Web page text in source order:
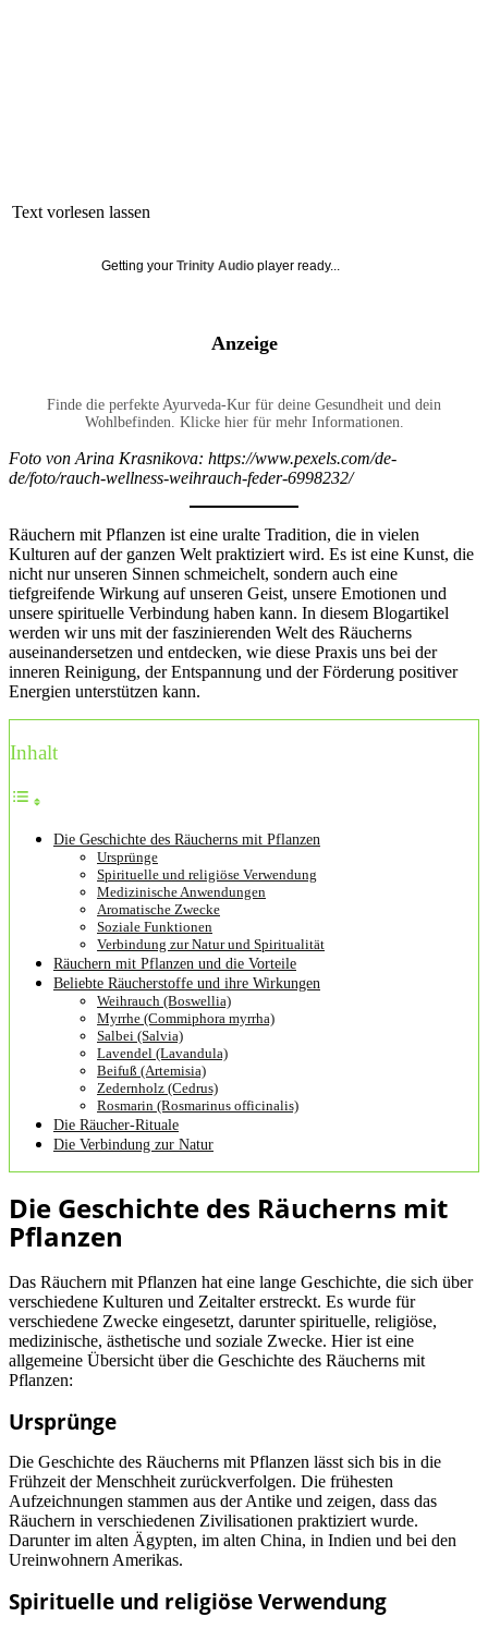
Text vorlesen lassen
Getting your Trinity Audio player ready...
Anzeige
Finde die perfekte Ayurveda-Kur für deine Gesundheit und dein
Wohlbefinden. Klicke hier für mehr Informationen.
Foto von Arina Krasnikova: https://www.pexels.com/de-
de/foto/rauch-wellness-weihrauch-feder-6998232/
Räuchern mit Pflanzen ist eine uralte Tradition, die in vielen
Kulturen auf der ganzen Welt praktiziert wird. Es ist eine Kunst, die
nicht nur unseren Sinnen schmeichelt, sondern auch eine
tiefgreifende Wirkung auf unseren Geist, unsere Emotionen und
unsere spirituelle Verbindung haben kann. In diesem Blogartikel
werden wir uns mit der faszinierenden Welt des Räucherns
auseinandersetzen und entdecken, wie diese Praxis uns bei der
inneren Reinigung, der Entspannung und der Förderung positiver
Energien unterstützen kann.
Inhalt
Die Geschichte des Räucherns mit Pflanzen
Ursprünge
Spirituelle und religiöse Verwendung
Medizinische Anwendungen
Aromatische Zwecke
Soziale Funktionen
Verbindung zur Natur und Spiritualität
Räuchern mit Pflanzen und die Vorteile
Beliebte Räucherstoffe und ihre Wirkungen
Weihrauch (Boswellia)
Myrrhe (Commiphora myrrha)
Salbei (Salvia)
Lavendel (Lavandula)
Beifuß (Artemisia)
Zedernholz (Cedrus)
Rosmarin (Rosmarinus officinalis)
Die Räucher-Rituale
Die Verbindung zur Natur
Die Geschichte des Räucherns mit
Pflanzen
Das Räuchern mit Pflanzen hat eine lange Geschichte, die sich über
verschiedene Kulturen und Zeitalter erstreckt. Es wurde für
verschiedene Zwecke eingesetzt, darunter spirituelle, religiöse,
medizinische, ästhetische und soziale Zwecke. Hier ist eine
allgemeine Übersicht über die Geschichte des Räucherns mit
Pflanzen:
Ursprünge
Die Geschichte des Räucherns mit Pflanzen lässt sich bis in die
Frühzeit der Menschheit zurückverfolgen. Die frühesten
Aufzeichnungen stammen aus der Antike und zeigen, dass das
Räuchern in verschiedenen Zivilisationen praktiziert wurde.
Darunter im alten Ägypten, im alten China, in Indien und bei den
Ureinwohnern Amerikas.
Spirituelle und religiöse Verwendung